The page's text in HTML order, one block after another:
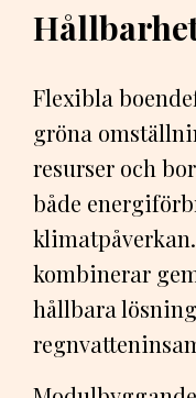
Flexibla
gröna
resurser och
både
kombinerar
hållbara